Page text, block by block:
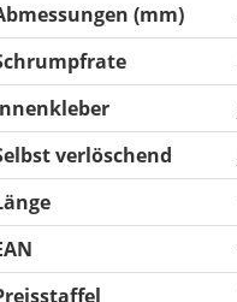
(mm)
verlöschend